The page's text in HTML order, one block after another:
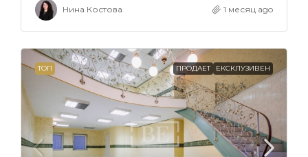
Нина Костова 1 месяц ago
ТОП ПРОДАЕТ ЕКСКЛУЗИВЕН